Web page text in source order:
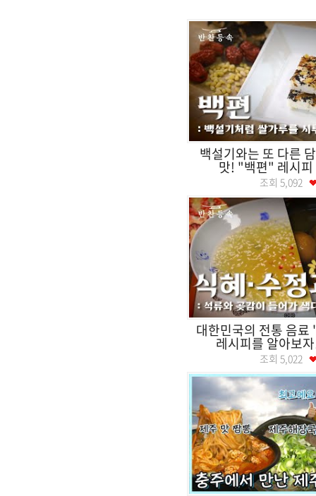
백설기와는 또 다른
맛! "백편" 레시
조회 5,092
대한민국의 전통 음
레시피를 알아보
조회 5,022